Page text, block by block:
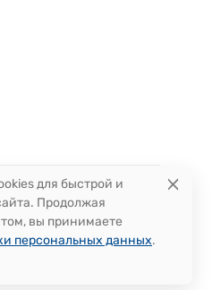
для быстрой и
Продолжая
вы принимаете
персональных данных.